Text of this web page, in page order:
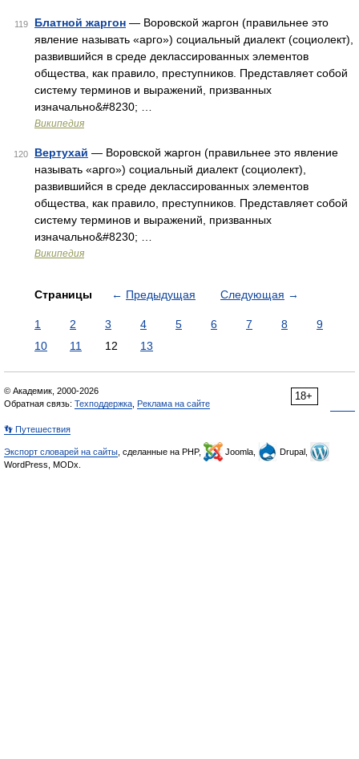
119 Блатной жаргон — Воровской жаргон (правильнее это
явление называть «арго») социальный диалект (социолект),
развившийся в среде деклассированных элементов
общества, как правило, преступников. Представляет собой
систему терминов и выражений, призванных
изначально&#8230; …
Википедия
120 Вертухай — Воровской жаргон (правильнее это явление
называть «арго») социальный диалект (социолект),
развившийся в среде деклассированных элементов
общества, как правило, преступников. Представляет собой
систему терминов и выражений, призванных
изначально&#8230; …
Википедия
Страницы ← Предыдущая Следующая →
1 2 3 4 5 6 7 8
9
10
11 12 13
18+
© Академик, 2000-2026
Обратная связь: Техподдержка Реклама на сайте
👣 Путешествия
Экспорт словарей на сайты , сделанные на PHP, Joomla,
Drupal,
WordPress, MODx.